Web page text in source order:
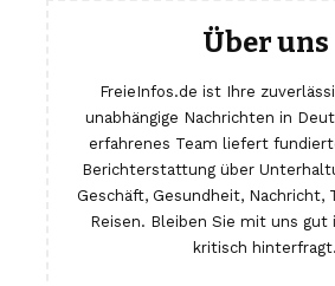
Über uns
FreieInfos.de ist Ihre
unabhängige Nachrichten in
erfahrenes Team liefert
Berichterstattung über
Geschäft, Gesundheit, Nachricht,
Reisen. Bleiben Sie mit uns
kritisch hinterfragt.